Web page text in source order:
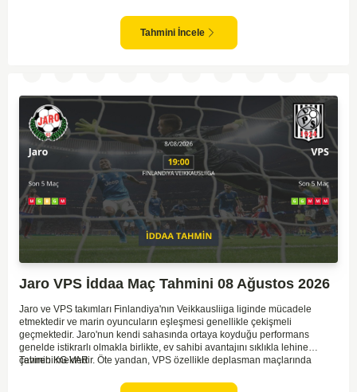
Maçın sonucunda Young Boys'un galip gelme olasılığı yüksek görünüyor.
Tahmini İncele
Jaro VPS İddaa Maç Tahmini 08 Ağustos 2026
Jaro ve VPS takımları Finlandiya'nın Veikkausliiga liginde mücadele
etmektedir ve marin oyuncuların eşleşmesi genellikle çekişmeli
geçmektedir. Jaro'nun kendi sahasında ortaya koyduğu performans
genelde istikrarlı olmakla birlikte, ev sahibi avantajını sıklıkla lehine
çevirebilmektedir. Öte yandan, VPS özellikle deplasman maçlarında
anlar yakalayabilmektedir. İki takım arasındaki tarihsel rekabet dikkate
Tahmin KG VAR